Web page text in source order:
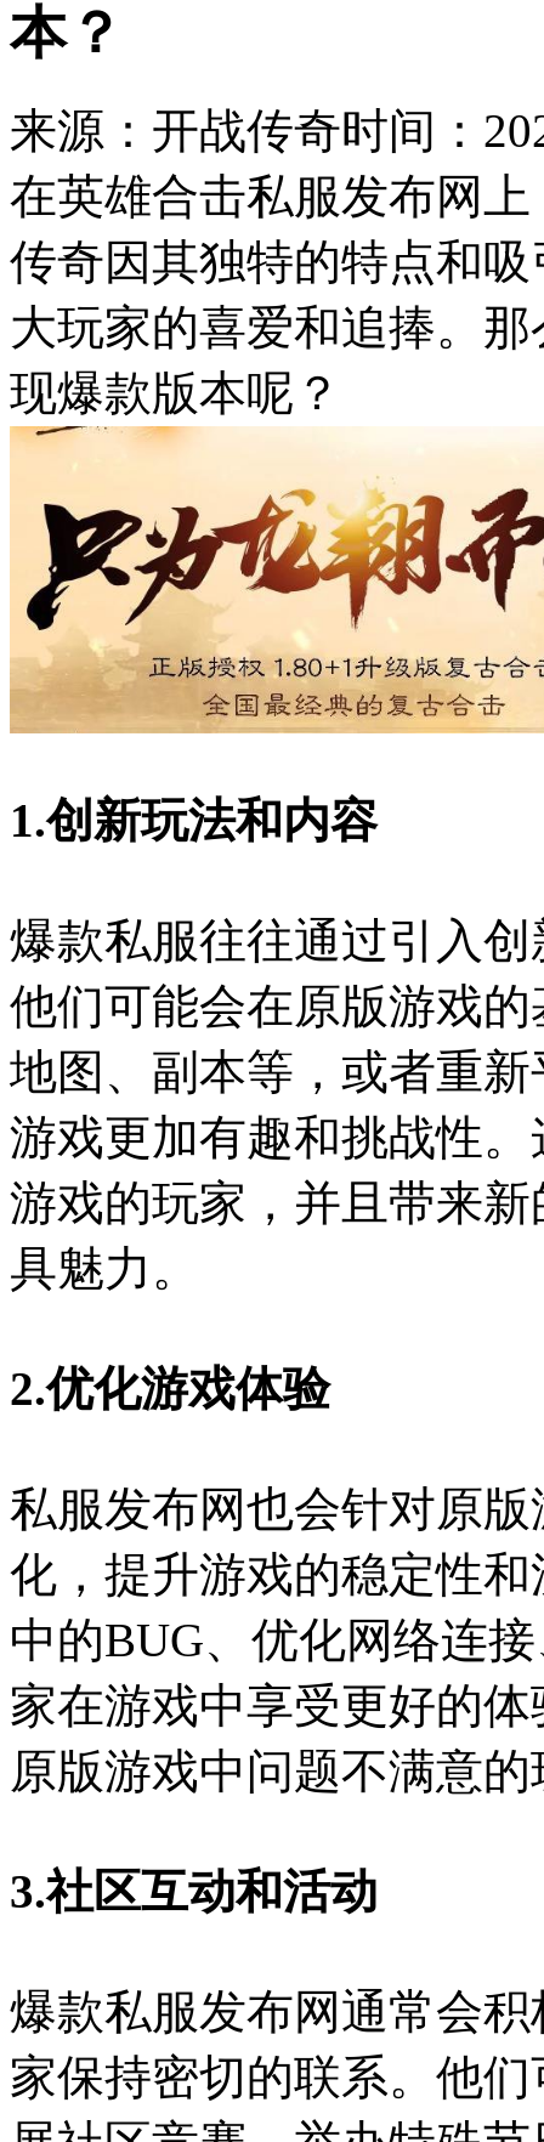
本？
来源：开战传奇时间：
在英雄合击私服发布网
传奇因其独特的特点和
大玩家的喜爱和追捧。
现爆款版本呢？
1.创新玩法和内容
爆款私服往往通过引入
他们可能会在原版游戏
地图、副本等，或者重
游戏更加有趣和挑战性
游戏的玩家，并且带来
具魅力。
2.优化游戏体验
私服发布网也会针对原
化，提升游戏的稳定性
中的BUG、优化网络连
家在游戏中享受更好的
原版游戏中问题不满意
3.社区互动和活动
爆款私服发布网通常会
家保持密切的联系。他